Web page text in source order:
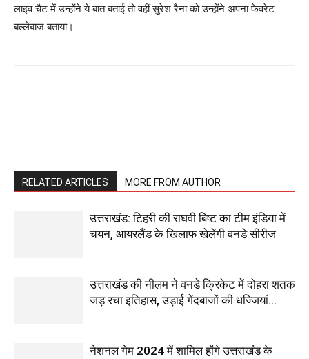
लाइव चैट में उन्होंने ये बात बताई तो वहीं सुरेश रैना को उन्होंने अपना फेवरेट
बल्लेबाज बताया।
RELATED ARTICLES MORE FROM AUTHOR
उत्तराखंड: टिहरी की राघवी बिष्ट का टीम इंडिया में
चयन, आयरलैंड के खिलाफ खेलेंगी वनडे सीरीज
उत्तराखंड की नीलम ने वनडे क्रिकेट में दोहरा शतक
जड़ रचा इतिहास, उड़ाई गेंदबाजों की धज्जियां…
नेशनल गेम 2024 में शामिल होंगे उत्तराखंड के